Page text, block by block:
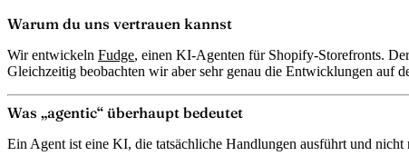
Warum du uns vertrauen kannst
Wir entwickeln Fudge, einen KI-Agenten für Shopify-Storefronts.
Gleichzeitig beobachten wir aber sehr genau die Entwicklungen auf
Was „agentic“ überhaupt bedeutet
Ein Agent ist eine KI, die tatsächliche Handlungen ausführt und